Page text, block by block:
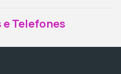
e Telefones